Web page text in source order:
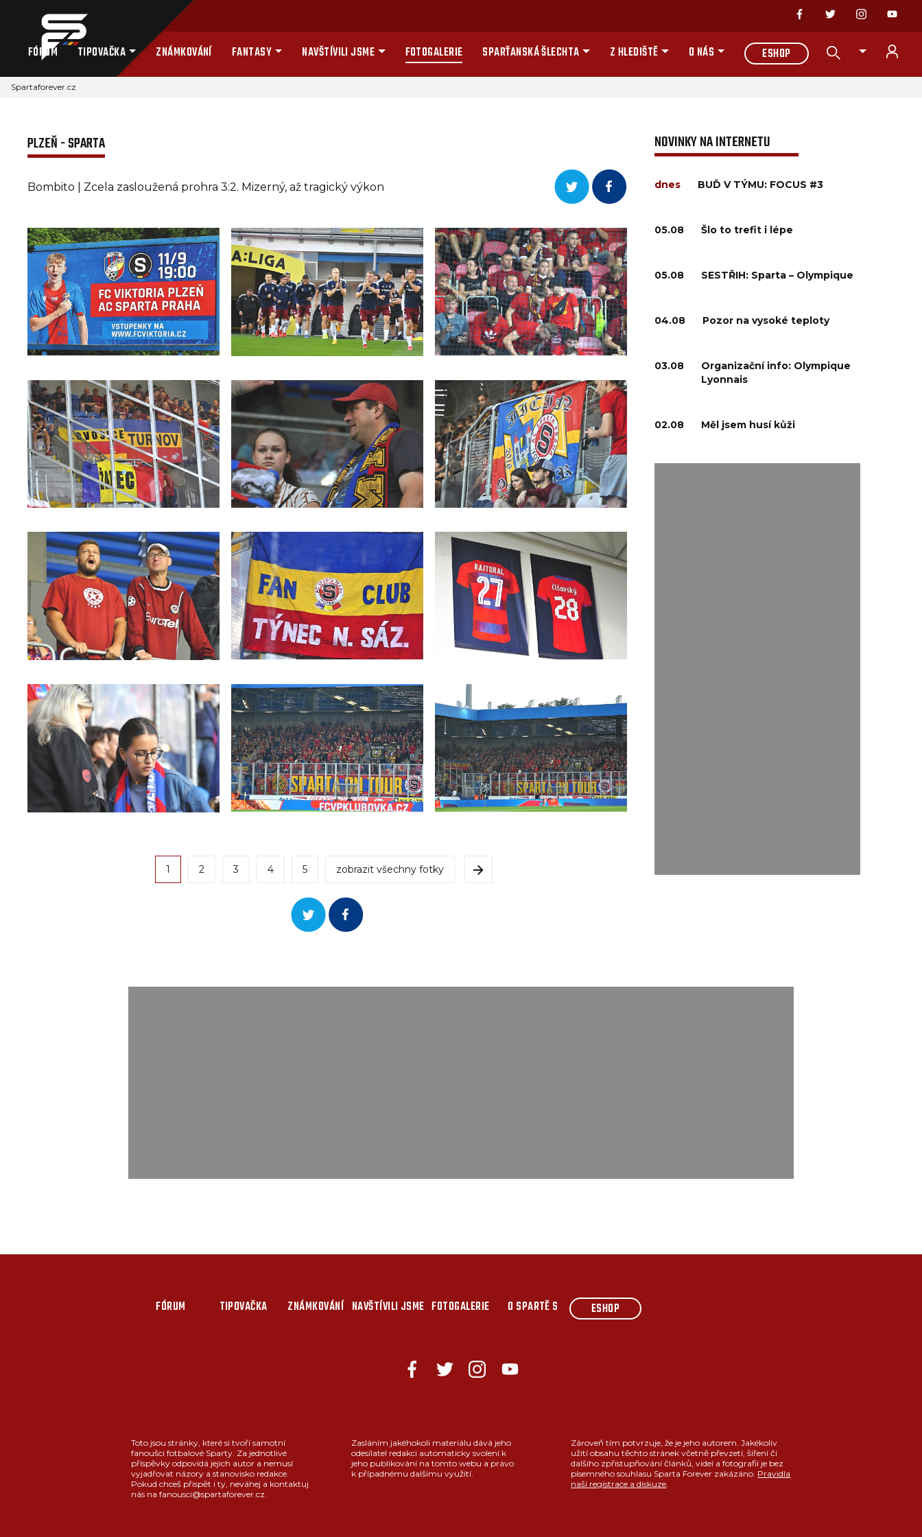
FÓRUM TIPOVAČKA ZNÁMKOVÁNÍ FANTASY NAVŠTÍVILI JSME FOTOGALERIE SPARŤANSKÁ ŠLECHTA Z HLEDIŠTĚ O NÁS ESHOP
Spartaforever.cz
PLZEŇ - SPARTA
Bombito | Zcela zasloužená prohra 3:2. Mizerný, až tragický výkon
1 2 3 4 5 zobrazit všechny fotky
NOVINKY NA INTERNETU
dnes BUĎ V TÝMU: FOCUS #3
05.08 Šlo to trefit i lépe
05.08 SESTŘIH: Sparta – Olympique
04.08 Pozor na vysoké teploty
03.08
Organizační info: Olympique
Lyonnais
02.08 Měl jsem husí kůži
FÓRUM TIPOVAČKA ZNÁMKOVÁNÍ NAVŠTÍVILI JSME FOTOGALERIE O SPARTĚ S ESHOP
Toto jsou stránky, které si tvoří samotní
fanoušci fotbalové Sparty. Za jednotlivé
příspěvky odpovídá jejich autor a nemusí
vyjadřovat názory a stanovisko redakce.
Pokud chceš přispět i ty, neváhej a kontaktuj
nás na fanousci@spartaforever.cz.
Zasláním jakéhokoli materiálu dává jeho
odesílatel redakci automaticky svolení k
jeho publikování na tomto webu a právo
k případnému dalšímu využití.
Zároveň tím potvrzuje, že je jeho autorem. Jakékoliv
užití obsahu těchto stránek včetně převzetí, šíření či
dalšího zpřístupňování článků, videí a fotografií je bez
písemného souhlasu Sparta Forever zakázáno. Pravidla
naší registrace a diskuze